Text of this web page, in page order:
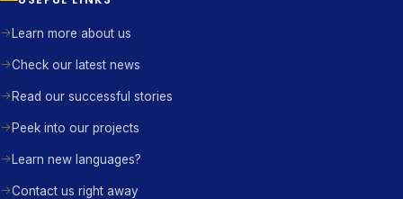
Learn more about us
Check our latest news
Read our successful stories
Peek into our projects
Learn new languages?
Contact us right away